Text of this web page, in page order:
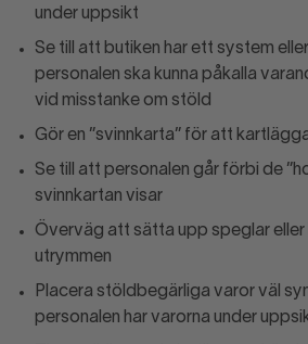
under uppsikt
Se till att butiken har ett system
personalen ska kunna påkalla
vid misstanke om stöld
Gör en ”svinnkarta” för att
Se till att personalen går förbi de
svinnkartan visar
Överväg att sätta upp speglar
utrymmen
Placera stöldbegärliga varor väl
personalen har varorna under